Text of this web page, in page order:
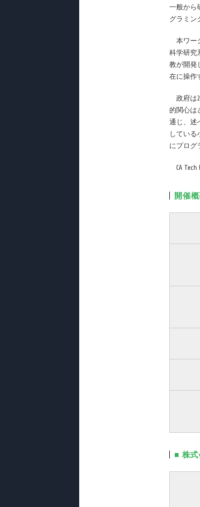
一般から
グラミン
本ワー
科学研究
教が開発
在に操作
政府は
的関心は
通じ、述
している
にプログ
CA
開催
■ 株式